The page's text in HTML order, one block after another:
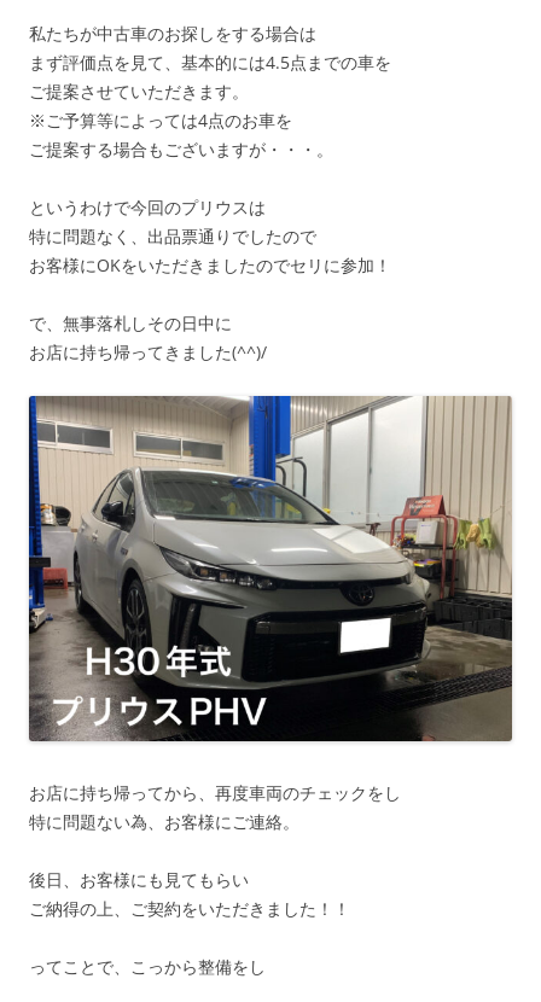
私たちが中古車のお探しをする場合は
まず評価点を見て、基本的には4.5点までの車を
ご提案させていただきます。
※ご予算等によっては4点のお車を
ご提案する場合もございますが・・・。
というわけで今回のプリウスは
特に問題なく、出品票通りでしたので
お客様にOKをいただきましたのでセリに参加！
で、無事落札しその日中に
お店に持ち帰ってきました(^^)/
お店に持ち帰ってから、再度車両のチェックをし
特に問題ない為、お客様にご連絡。
後日、お客様にも見てもらい
ご納得の上、ご契約をいただきました！！
ってことで、こっから整備をし